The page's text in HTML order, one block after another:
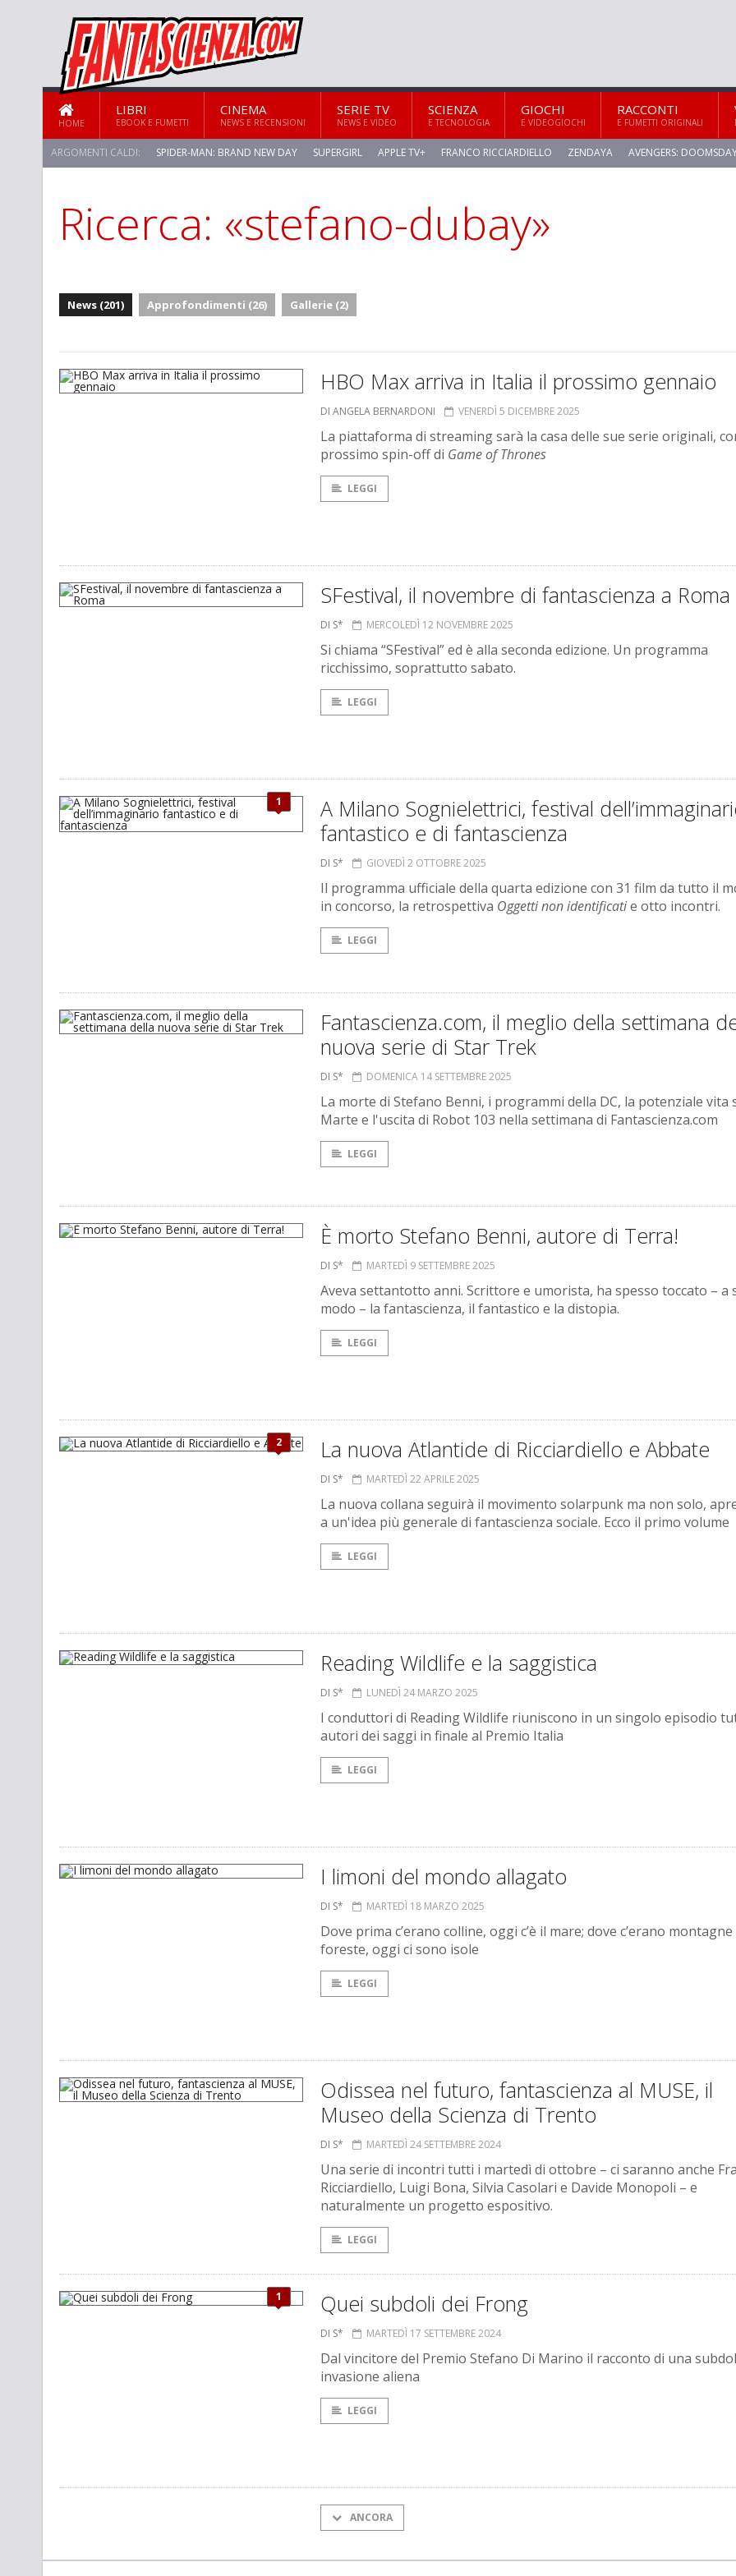
HOME
LIBRI
EBOOK E FUMETTI
CINEMA
NEWS E RECENSIONI
SERIE TV
NEWS E VIDEO
SCIENZA
E TECNOLOGIA
GIOCHI
E VIDEOGIOCHI
RACCONTI
E FUMETTI ORIGINALI
ARGOMENTI CALDI: SPIDER-MAN: BRAND NEW DAY SUPERGIRL APPLE TV+ FRANCO RICCIARDIELLO ZENDAYA AVENGERS:
STAR TREK: STRANGE NEW WORLDS
Ricerca: «stefano-dubay»
News (201) Approfondimenti (26) Gallerie (2)
HBO Max arriva in Italia il prossimo gennaio
DI ANGELA BERNARDONI VENERDÌ 5 DICEMBRE 2025
La piattaforma di streaming sarà la casa delle sue serie originali,
prossimo spin-off di Game of Thrones
LEGGI
SFestival, il novembre di fantascienza a Roma
DI S* MERCOLEDÌ 12 NOVEMBRE 2025
Si chiama “SFestival” ed è alla seconda edizione. Un programma
ricchissimo, soprattutto sabato.
LEGGI
1
A Milano Sognielettrici, festival
fantastico e di fantascienza
DI S* GIOVEDÌ 2 OTTOBRE 2025
Il programma ufficiale della quarta edizione con 31 film da tutto il
in concorso, la retrospettiva Oggetti non identificatie otto incontri.
LEGGI
Fantascienza.com, il meglio della settimana
nuova serie di Star Trek
DI S* DOMENICA 14 SETTEMBRE 2025
La morte di Stefano Benni, i programmi della DC, la potenziale vita
Marte e l'uscita di Robot 103 nella settimana di Fantascienza.com
LEGGI
È morto Stefano Benni, autore di Terra!
DI S* MARTEDÌ 9 SETTEMBRE 2025
Aveva settantotto anni. Scrittore e umorista, ha spesso toccato – a
modo – la fantascienza, il fantastico e la distopia.
LEGGI
2 La nuova Atlantide di Ricciardiello e Abbate
DI S* MARTEDÌ 22 APRILE 2025
La nuova collana seguirà il movimento solarpunk ma non solo,
a un'idea più generale di fantascienza sociale. Ecco il primo volume
LEGGI
Reading Wildlife e la saggistica
DI S* LUNEDÌ 24 MARZO 2025
I conduttori di Reading Wildlife riuniscono in un singolo episodio
autori dei saggi in finale al Premio Italia
LEGGI
I limoni del mondo allagato
DI S* MARTEDÌ 18 MARZO 2025
Dove prima c’erano colline, oggi c’è il mare; dove c’erano montagne
foreste, oggi ci sono isole
LEGGI
Odissea nel futuro, fantascienza al MUSE, il
Museo della Scienza di Trento
DI S* MARTEDÌ 24 SETTEMBRE 2024
Una serie di incontri tutti i martedì di ottobre – ci saranno anche
Ricciardiello, Luigi Bona, Silvia Casolari e Davide Monopoli – e
naturalmente un progetto espositivo.
LEGGI
1 Quei subdoli dei Frong
DI S* MARTEDÌ 17 SETTEMBRE 2024
Dal vincitore del Premio Stefano Di Marino il racconto di una
invasione aliena
LEGGI
ANCORA